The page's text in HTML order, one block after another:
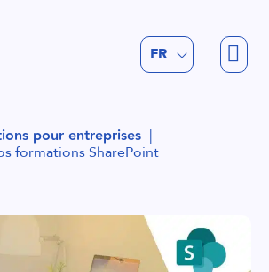
FR
NL
pour entreprises
formations SharePoint